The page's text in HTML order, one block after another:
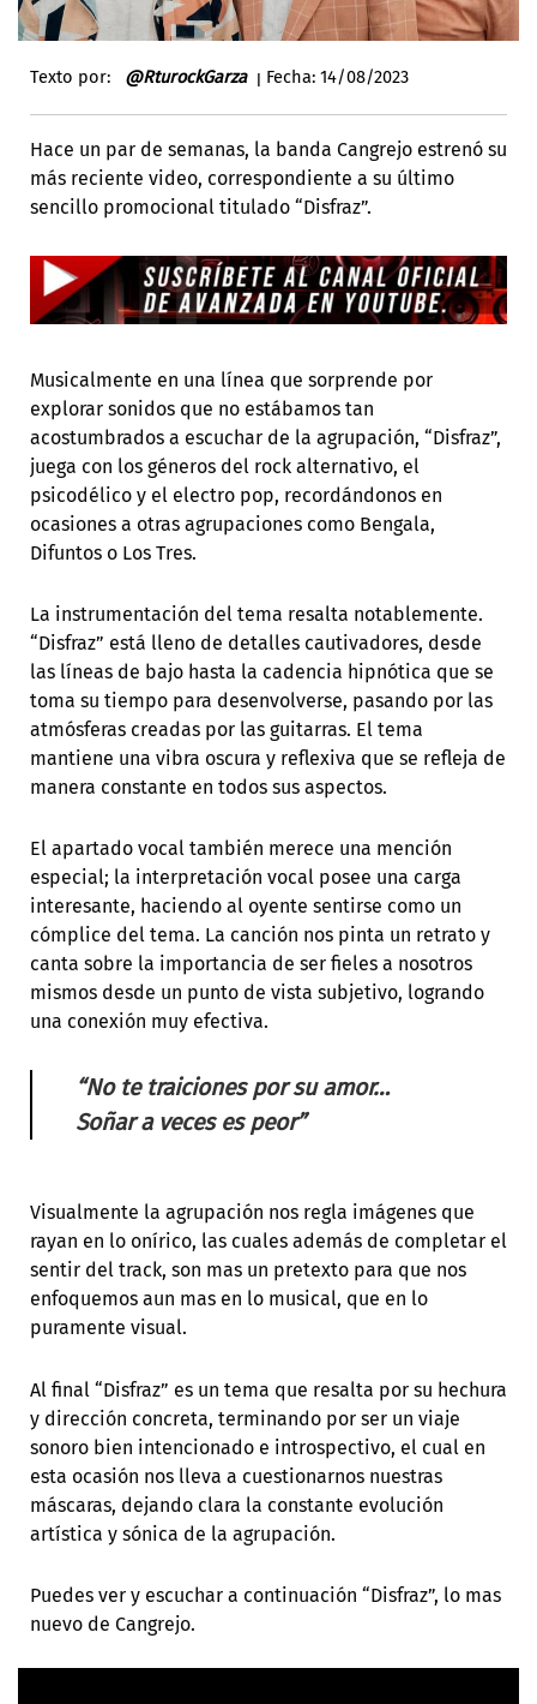
Texto por: @RturockGarzaꞁ Fecha: 14/08/2023
Hace un par de semanas, la banda Cangrejo estrenó su
más reciente video, correspondiente a su último
sencillo promocional titulado “Disfraz”.
Musicalmente en una línea que sorprende por
explorar sonidos que no estábamos tan
acostumbrados a escuchar de la agrupación, “Disfraz”,
juega con los géneros del rock alternativo, el
psicodélico y el electro pop, recordándonos en
ocasiones a otras agrupaciones como Bengala,
Difuntos o Los Tres.
La instrumentación del tema resalta notablemente.
“Disfraz” está lleno de detalles cautivadores, desde
las líneas de bajo hasta la cadencia hipnótica que se
toma su tiempo para desenvolverse, pasando por las
atmósferas creadas por las guitarras. El tema
mantiene una vibra oscura y reflexiva que se refleja de
manera constante en todos sus aspectos.
El apartado vocal también merece una mención
especial; la interpretación vocal posee una carga
interesante, haciendo al oyente sentirse como un
cómplice del tema. La canción nos pinta un retrato y
canta sobre la importancia de ser fieles a nosotros
mismos desde un punto de vista subjetivo, logrando
una conexión muy efectiva.
“No te traiciones por su amor…
Soñar a veces es peor”
Visualmente la agrupación nos regla imágenes que
rayan en lo onírico, las cuales además de completar el
sentir del track, son mas un pretexto para que nos
enfoquemos aun mas en lo musical, que en lo
puramente visual.
Al final “Disfraz” es un tema que resalta por su hechura
y dirección concreta, terminando por ser un viaje
sonoro bien intencionado e introspectivo, el cual en
esta ocasión nos lleva a cuestionarnos nuestras
máscaras, dejando clara la constante evolución
artística y sónica de la agrupación.
Puedes ver y escuchar a continuación “Disfraz”, lo mas
nuevo de Cangrejo.